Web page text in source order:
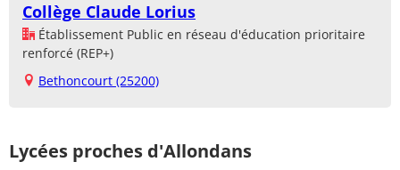
Collège Claude Lorius
Établissement Public en réseau d'éducation prioritaire
renforcé (REP+)
Bethoncourt (25200)
Lycées proches d'Allondans